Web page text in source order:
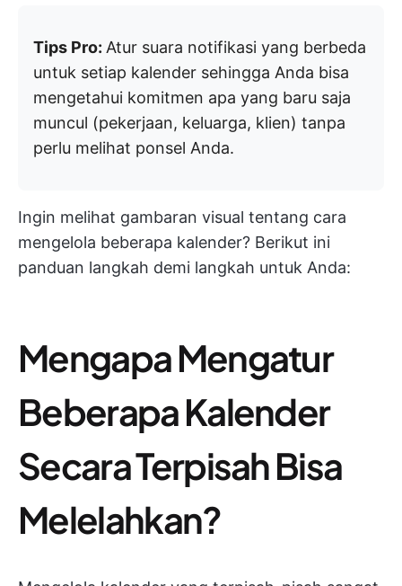
Tips Pro: Atur suara notifikasi yang berbeda
untuk setiap kalender sehingga Anda bisa
mengetahui komitmen apa yang baru saja
muncul (pekerjaan, keluarga, klien) tanpa
perlu melihat ponsel Anda.
Ingin melihat gambaran visual tentang cara
mengelola beberapa kalender? Berikut ini
panduan langkah demi langkah untuk Anda:
Mengapa Mengatur
Beberapa Kalender
Secara Terpisah Bisa
Melelahkan?